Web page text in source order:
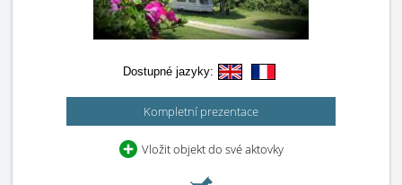
Dostupné jazyky:
Kompletní prezentace
Vložit objekt do své aktovky